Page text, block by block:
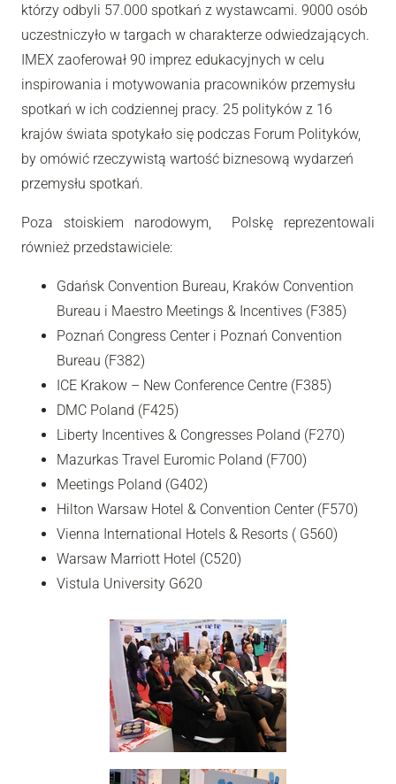
którzy odbyli 57.000 spotkań z wystawcami. 9000 osób
uczestniczyło w targach w charakterze odwiedzających.
IMEX zaoferował 90 imprez edukacyjnych w celu
inspirowania i motywowania pracowników przemysłu
spotkań w ich codziennej pracy. 25 polityków z 16
krajów świata spotykało się podczas Forum Polityków,
by omówić rzeczywistą wartość biznesową wydarzeń
przemysłu spotkań.
Poza stoiskiem narodowym, Polskę reprezentowali
również przedstawiciele:
Gdańsk Convention Bureau, Kraków Convention
Bureau i Maestro Meetings & Incentives (F385)
Poznań Congress Center i Poznań Convention
Bureau (F382)
ICE Krakow – New Conference Centre (F385)
DMC Poland (F425)
Liberty Incentives & Congresses Poland (F270)
Mazurkas Travel Euromic Poland (F700)
Meetings Poland (G402)
Hilton Warsaw Hotel & Convention Center (F570)
Vienna International Hotels & Resorts ( G560)
Warsaw Marriott Hotel (C520)
Vistula University G620